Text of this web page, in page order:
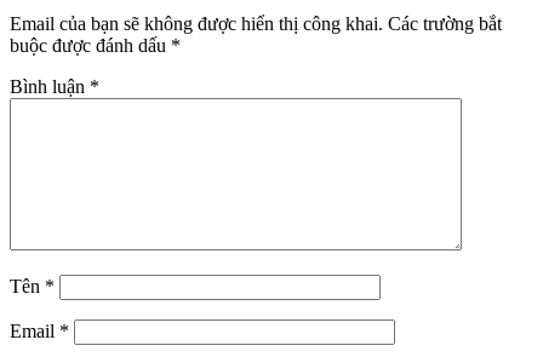
Email của bạn sẽ không được hiển thị công khai. Các trường bắt
buộc được đánh dấu *
Bình luận *
Tên *
Email *